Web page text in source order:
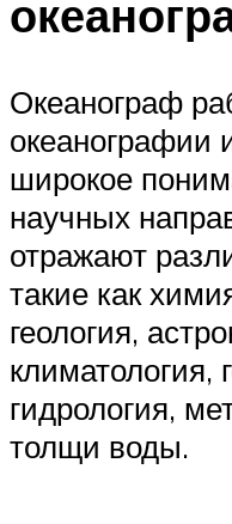
Океанограф
океанографии
широкое
научных
отражают
такие как
геология,
климатология,
гидрология,
толщи воды.